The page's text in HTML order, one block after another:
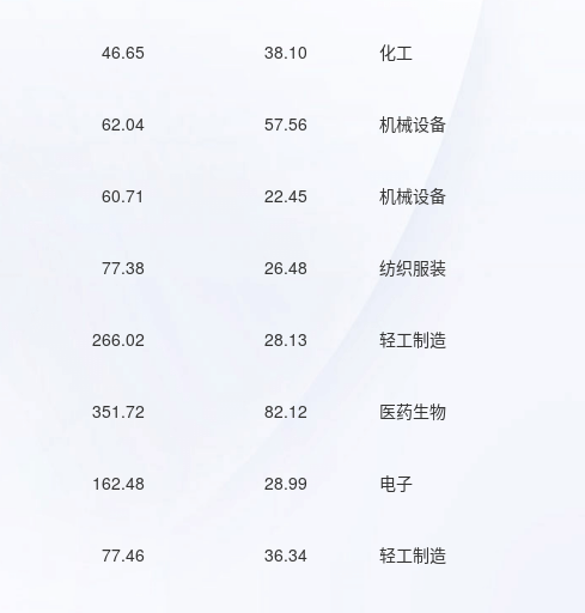
46.65 38.10 化工
62.04 57.56 机械设备
60.71 22.45 机械设备
77.38 26.48 纺织服装
266.02 28.13 轻工制造
351.72 82.12 医药生物
162.48 28.99 电子
77.46 36.34 轻工制造